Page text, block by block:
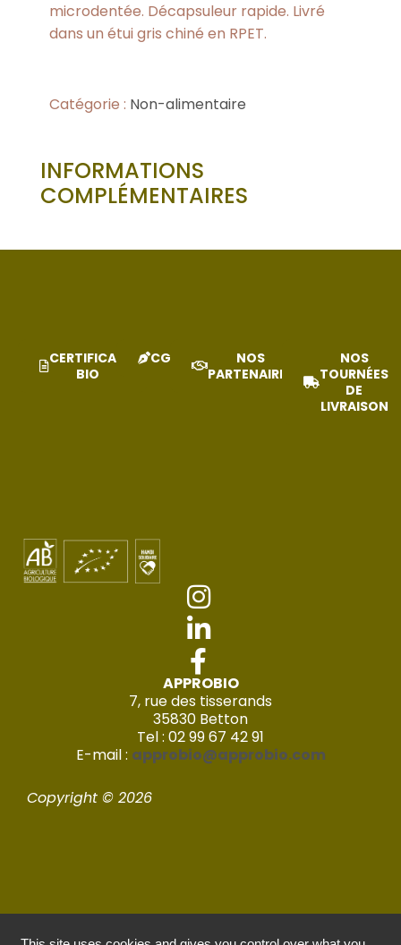
microdentée. Décapsuleur rapide. Livré
dans un étui gris chiné en RPET.
Catégorie : Non-alimentaire
INFORMATIONS
COMPLÉMENTAIRES
CERTIFICAT
BIO
CGV
NOS
PARTENAIRES
NOS
TOURNÉES
DE
LIVRAISON
APPROBIO
7, rue des tisserands
35830 Betton
Tel : 02 99 67 42 91
E-mail : approbio@approbio.com
Copyright © 2026